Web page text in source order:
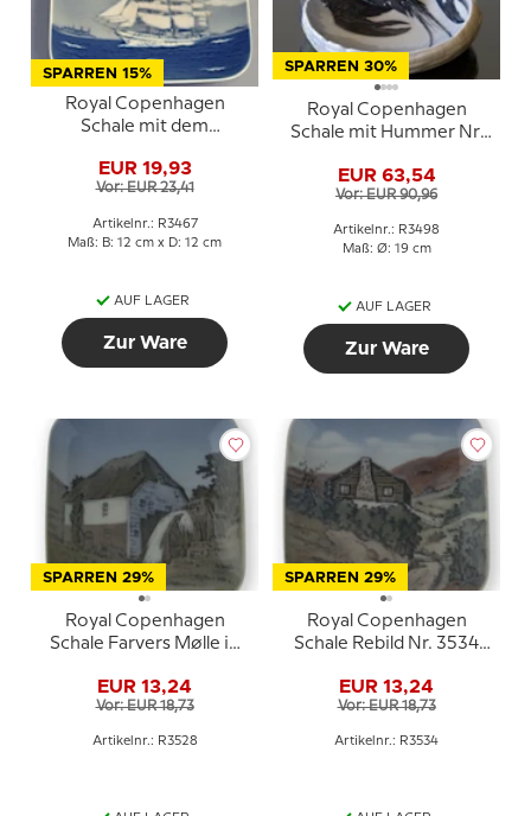
SPARREN 15%
Royal Copenhagen
Schale mit dem
Porzellan
EUR 19,93
Vor: EUR 23,41
Artikelnr.: R3467
Maß: B: 12 cm x D: 12 cm
AUF LAGER
Zur Ware
SPARREN 30%
Royal Copenhagen
Schale mit Hummer Nr.
EUR 63,54
Vor: EUR 90,96
Artikelnr.: R3498
Maß: Ø: 19 cm
AUF LAGER
Zur Ware
SPARREN 29%
Royal Copenhagen
Schale Farvers Mølle in
EUR 13,24
Vor: EUR 18,73
Artikelnr.: R3528
SPARREN 29%
Royal Copenhagen
Schale Rebild Nr. 3534
EUR 13,24
Vor: EUR 18,73
Artikelnr.: R3534